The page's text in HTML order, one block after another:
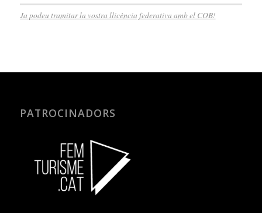
Ja podeu tramitar la vostra llicència federativa amb el COB!
PATROCINADORS